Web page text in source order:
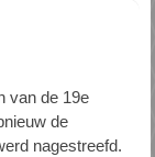
van de 19e
de
nagestreefd.